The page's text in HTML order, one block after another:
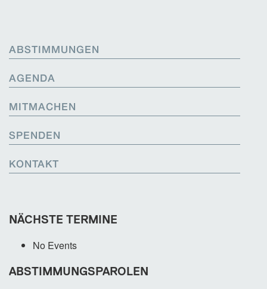
ABSTIMMUNGEN
AGENDA
MITMACHEN
SPENDEN
KONTAKT
NÄCHSTE TERMINE
No Events
ABSTIMMUNGSPAROLEN